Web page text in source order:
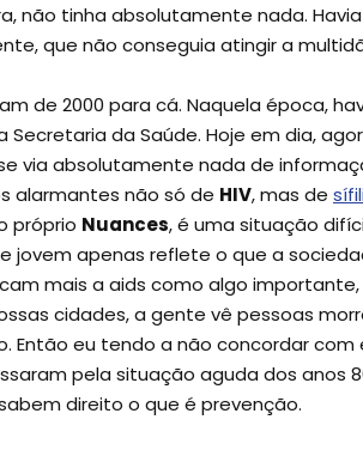
não tinha absolutamente nada.
que não conseguia atingir a
de 2000 para cá. Naquela época,
Secretaria da Saúde. Hoje em dia,
via absolutamente nada de
alarmantes não só de HIV, mas de
próprio Nuances, é uma situação
jovem apenas reflete o que a
mais a aids como algo importante,
cidades, a gente vê pessoas
Então eu tendo a não concordar
pela situação aguda dos anos
direito o que é prevenção.